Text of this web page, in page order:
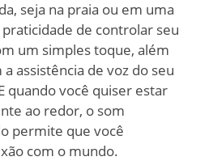
seja na praia ou em uma
de controlar seu
um simples toque, além
assistência de voz do seu
quando você quiser estar
ao redor, o som
permite que você
com o mundo.